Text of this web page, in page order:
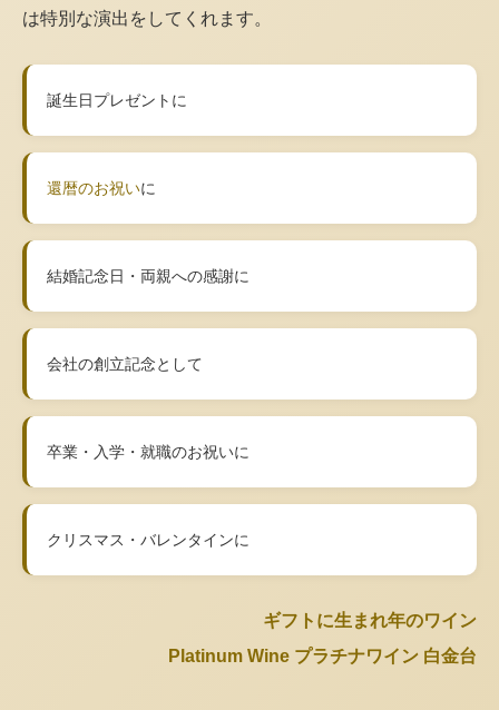
は特別な演出をしてくれます。
誕生日プレゼントに
還暦のお祝いに
結婚記念日・両親への感謝に
会社の創立記念として
卒業・入学・就職のお祝いに
クリスマス・バレンタインに
ギフトに生まれ年のワイン
Platinum Wine プラチナワイン 白金台